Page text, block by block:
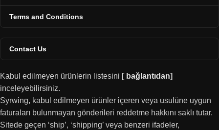
Terms and Conditions
Contact Us
Kabul edilmeyen ürünlerin listesini [ bağlantıdan]
inceleyebilirsiniz.
Syrwing, kabul edilmeyen ürünler içeren veya usulüne uygun
faturaları bulunmayan gönderileri reddetme hakkını saklı tutar.
Sitede geçen ‘ship’, ‘shipping’ veya benzeri ifadeler,